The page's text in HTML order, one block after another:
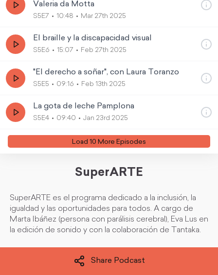
Valeria da Motta
S5E7 10:48 Mar 27th 2025
El braille y la discapacidad visual
S5E6 15:07 Feb 27th 2025
"El derecho a soñar", con Laura Toranzo
S5E5 09:16 Feb 13th 2025
La gota de leche Pamplona
S5E4 09:40 Jan 23rd 2025
Load 10 More Episodes
SuperARTE
SuperARTE es el programa dedicado a la inclusión, la
igualdad y las oportunidades para todos. A cargo de
Marta Ibáñez (persona con parálisis cerebral), Eva Lus en
la edición de sonido y con la colaboración de Tantaka.
Share Podcast